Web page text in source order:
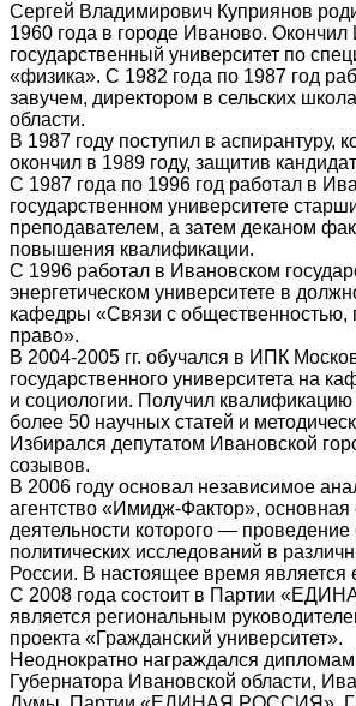
Сергей Владимирович Куприянов
1960 года в городе Иваново. Окончил
государственный университет по
«физика». С 1982 года по 1987 год
завучем, директором в сельских
области.
В 1987 году поступил в аспирантуру,
окончил в 1989 году, защитив
С 1987 года по 1996 год работал в
государственном университете
преподавателем, а затем деканом
повышения квалификации.
С 1996 работал в Ивановском
энергетическом университете в
кафедры «Связи с общественностью,
право».
В 2004-2005 гг. обучался в ИПК
государственного университета на
и социологии. Получил квалификацию
более 50 научных статей и
Избирался депутатом Ивановской
созывов.
В 2006 году основал независимое
агентство «Имидж-Фактор»,
деятельности которого — проведение
политических исследований в
России. В настоящее время является
С 2008 года состоит в Партии
является региональным
проекта «Гражданский университет».
Неоднократно награждался
Губернатора Ивановской области,